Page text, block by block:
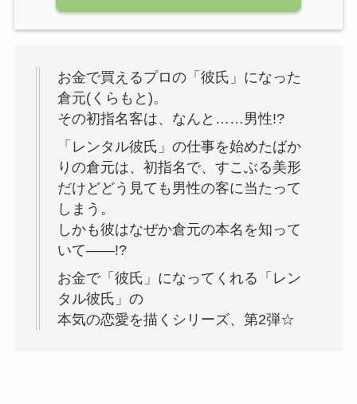
お金で買えるプロの「彼氏」になった
倉元(くらもと)。
その初指名客は、なんと……男性!?
「レンタル彼氏」の仕事を始めたばか
りの倉元は、初指名で、すこぶる美形
だけどどう見ても男性の客に当たって
しまう。
しかも彼はなぜか倉元の本名を知って
いて――!?
お金で「彼氏」になってくれる「レン
タル彼氏」の
本気の恋愛を描くシリーズ、第2弾☆